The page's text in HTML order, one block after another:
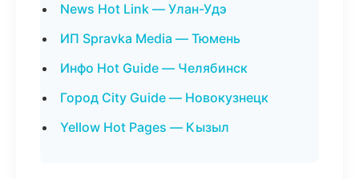
News Hot Link — Улан-Удэ
ИП Spravka Media — Тюмень
Инфо Hot Guide — Челябинск
Город City Guide — Новокузнецк
Yellow Hot Pages — Кызыл